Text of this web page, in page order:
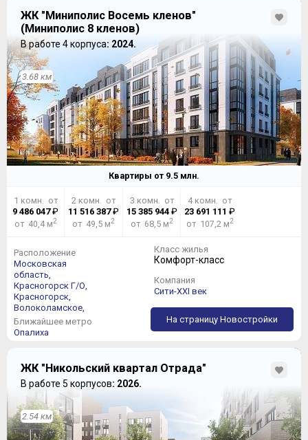
ЖК "Миниполис Восемь кленов"
(Миниполис 8 кленов)
В работе 4 корпуса: 2024.
3.68 км
Квартиры от 9.5 млн.
1 комн. от
9 486 047₽
от 40,4 м2
2 комн. от
11 516 387₽
от 49,5 м2
3 комн. от
15 385 944₽
от 68,5 м2
4 комн. от
23 691 111 ₽
от 107,2 м2
Расположение
Московская
область,
Красногорск Г/О,
Красногорск,
Волоколамское,
Ближайшее метро
Опалиха
Класс жилья
Комфорт-класс
Компания
Сити-XXI век
На страницу Новостройки
ЖК "Никольский квартал Отрада"
В работе 5 корпусов: 2026.
2.54 км